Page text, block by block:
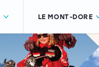
LE MONT-DORE